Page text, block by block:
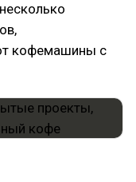
кофемашины с